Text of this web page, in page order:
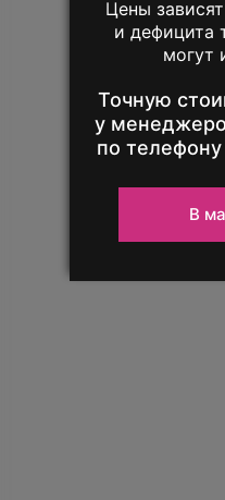
с iPhone
Цены
и дефицита
могут
Точную
у
по телефону
В